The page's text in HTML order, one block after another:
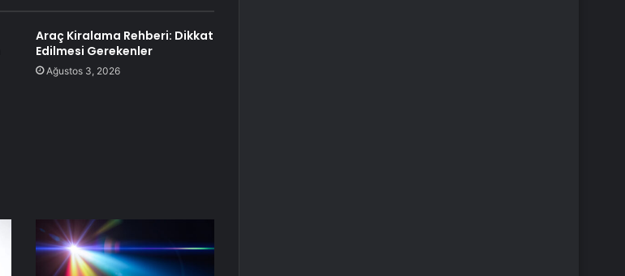
Araç Kiralama Rehberi: Dikkat
Edilmesi Gerekenler
Ağustos 3, 2026